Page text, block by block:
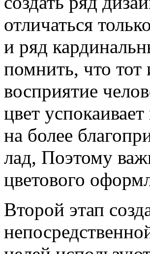
отличаться
и ряд
помнить, что тот
восприятие
цвет
на более
лад, Поэтому
цветового
Второй этап